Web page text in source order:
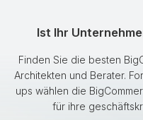
Ist Ihr
Finden Sie die besten
Architekten und Berater.
ups wählen die
für ihre